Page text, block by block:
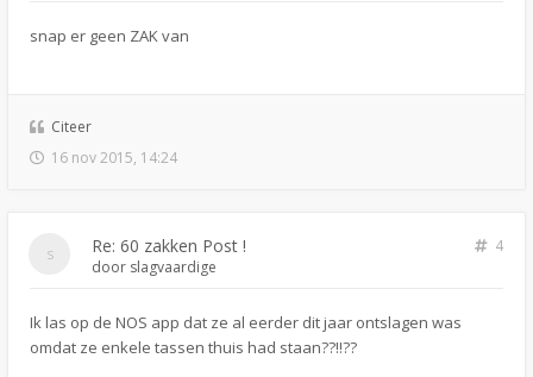
snap er geen ZAK van
Citeer
16 nov 2015, 14:24
Re: 60 zakken Post !
4
door slagvaardige
Ik las op de NOS app dat ze al eerder dit jaar ontslagen was
omdat ze enkele tassen thuis had staan??!!??